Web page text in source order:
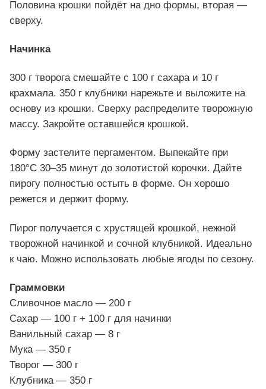
Половина крошки пойдёт на дно формы, вторая —
сверху.
Начинка
300 г творога смешайте с 100 г сахара и 10 г
крахмала. 350 г клубники нарежьте и выложите на
основу из крошки. Сверху распределите творожную
массу. Закройте оставшейся крошкой.
Форму застелите пергаментом. Выпекайте при
180°C 30–35 минут до золотистой корочки. Дайте
пирогу полностью остыть в форме. Он хорошо
режется и держит форму.
Пирог получается с хрустящей крошкой, нежной
творожной начинкой и сочной клубникой. Идеально
к чаю. Можно использовать любые ягоды по сезону.
Граммовки
Сливочное масло — 200 г
Сахар — 100 г + 100 г для начинки
Ванильный сахар — 8 г
Мука — 350 г
Творог — 300 г
Клубника — 350 г